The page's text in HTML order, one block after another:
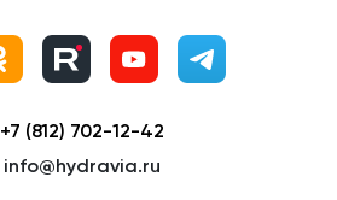
+7 (812) 702-12-42
info@hydravia.ru